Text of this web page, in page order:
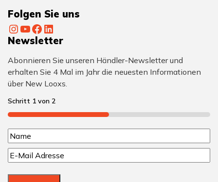
Folgen Sie uns
InstagramYouTube Facebook LinkedIn
Newsletter
Abonnieren Sie unseren Händler-Newsletter und
erhalten Sie 4 Mal im Jahr die neuesten Informationen
über New Looxs.
Schritt 1 von 2
50%
N
a
m
N
a
E
-
M